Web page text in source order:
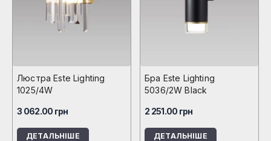
Люстра Este Lighting
1025/4W
3 062.00 грн
ДЕТАЛЬНІШЕ
Бра Este Lighting
5036/2W Black
2 251.00 грн
ДЕТАЛЬНІШЕ